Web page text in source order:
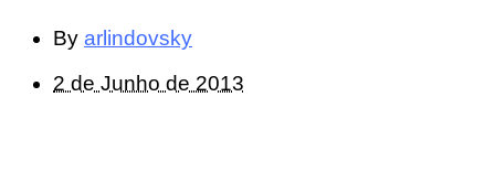
By arlindovsky
2 de Junho de 2013